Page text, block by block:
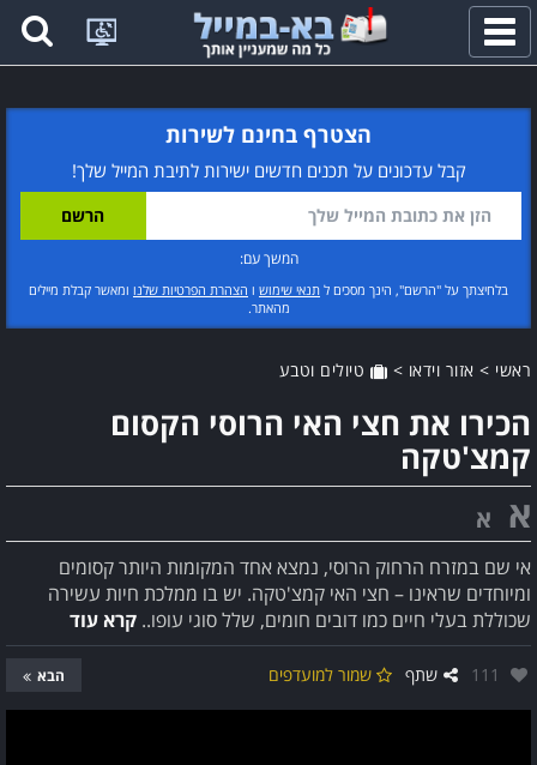
פתח
תפריט
הצטרף בחינם לשירות
קבל עדכונים על תכנים חדשים ישירות לתיבת המייל שלך!
המשך עם:
בלחיצתך על "הרשם", הינך מסכים ל תנאי שימוש ו הצהרת הפרטיות שלנו ומאשר קבלת מיילים
מהאתר.
ראשי > אזור וידאו > טיולים וטבע
הכירו את חצי האי הרוסי הקסום
קמצ'טקה
א א
אי שם במזרח הרחוק הרוסי, נמצא אחד המקומות היותר קסומים
ומיוחדים שראינו – חצי האי קמצ'טקה. יש בו ממלכת חיות עשירה
שכוללת בעלי חיים כמו דובים חומים, שלל סוגי עופו.. קרא עוד
אהבו:
111 שתף שמור למועדפים הבא